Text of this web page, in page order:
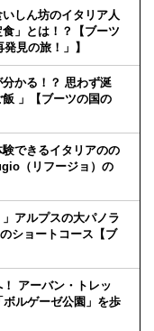
しん坊のイタリア人
」とは！？【ブーツ
見の旅！」】
分かる！？ 思わず涎
」【ブーツの国の
できるイタリアのの
（リフージョ）の
アルプスの大パノラ
ショートコース【ブ
アーバン・トレッ
ルゲーゼ公園」を歩